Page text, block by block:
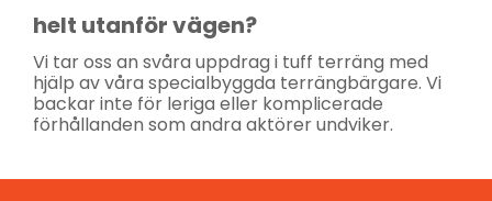
helt utanför vägen?
Vi tar oss an svåra uppdrag i tuff terräng med
hjälp av våra specialbyggda terrängbärgare. Vi
backar inte för leriga eller komplicerade
förhållanden som andra aktörer undviker.